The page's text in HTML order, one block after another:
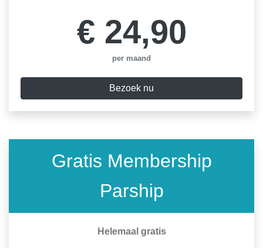
€ 24,90
per maand
Bezoek nu
Gratis Membership
Parship
Helemaal gratis